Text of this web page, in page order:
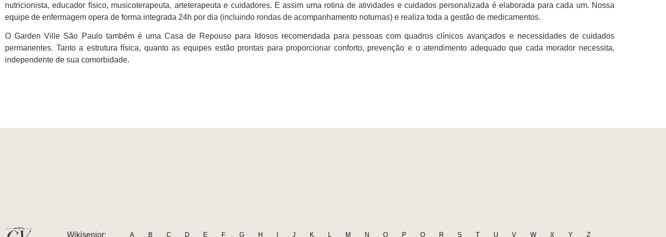
nutricionista, educador físico, musicoterapeuta, arteterapeuta e cuidadores. E assim uma rotina de atividades e cuidados personalizada é elaborada para cada um. Nossa
equipe de enfermagem opera de forma integrada 24h por dia (incluindo rondas de acompanhamento noturnas) e realiza toda a gestão de medicamentos.
O Garden Ville São Paulo também é uma Casa de Repouso para Idosos recomendada para pessoas com quadros clínicos avançados e necessidades de cuidados
permanentes. Tanto a estrutura física, quanto as equipes estão prontas para proporcionar conforto, prevenção e o atendimento adequado que cada morador necessita,
independente de sua comorbidade.
Wikisenior: A B C D E F G H I J K L M N O P Q R S T U V W X Y Z